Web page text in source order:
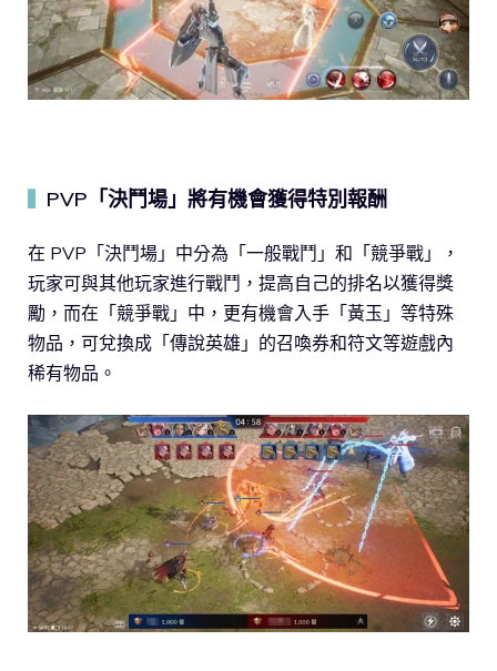
PVP「決鬥場」將有機會獲得特別報酬
在 PVP「決鬥場」中分為「一般戰鬥」和「競爭戰」，
玩家可與其他玩家進行戰鬥，提高自己的排名以獲得獎
勵，而在「競爭戰」中，更有機會入手「黃玉」等特殊
物品，可兌換成「傳說英雄」的召喚券和符文等遊戲內
稀有物品。